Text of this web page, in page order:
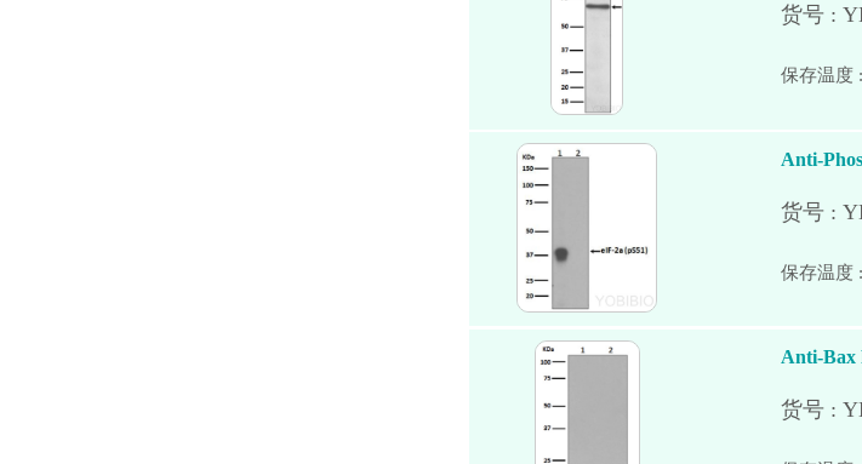
保存温度
Anti-
保存温度
Anti-Bax